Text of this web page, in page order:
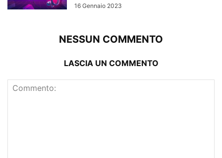
16 Gennaio 2023
NESSUN COMMENTO
LASCIA UN COMMENTO